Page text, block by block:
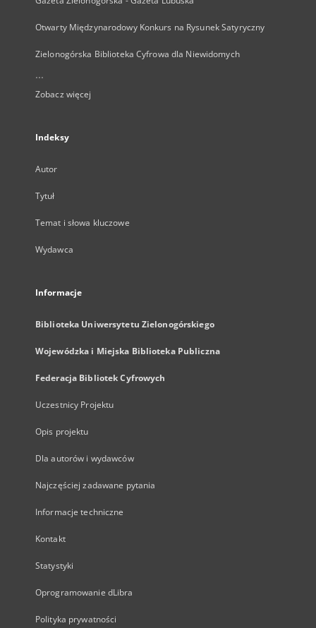
Otwarty Międzynarodowy Konkurs na Rysunek Satyryczny
Zielonogórska Biblioteka Cyfrowa dla Niewidomych
...
Zobacz więcej
Indeksy
Autor
Tytuł
Temat i słowa kluczowe
Wydawca
Informacje
Biblioteka Uniwersytetu Zielonogórskiego
Wojewódzka i Miejska Biblioteka Publiczna
Federacja Bibliotek Cyfrowych
Uczestnicy Projektu
Opis projektu
Dla autorów i wydawców
Najczęściej zadawane pytania
Informacje techniczne
Kontakt
Statystyki
Oprogramowanie dLibra
Polityka prywatności